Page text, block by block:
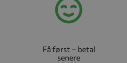
Få først – betal
senere